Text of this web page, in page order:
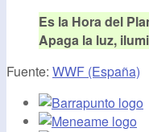
Es la Hora del
Apaga la luz,
Fuente: WWF (España)